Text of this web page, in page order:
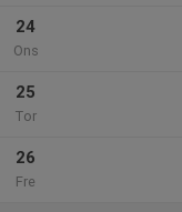
24
Ons
25
Tor
26
Fre